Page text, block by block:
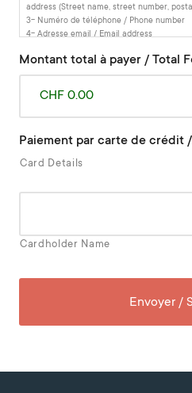
address (Street name, street number,
3- Numéro de téléphone / Phone number
4- Adresse email / Email address
6- Pays d'origine / Home country
Montant total à payer / Total
CHF 0.00
Paiement par carte de crédit
Card Details
Cardholder Name